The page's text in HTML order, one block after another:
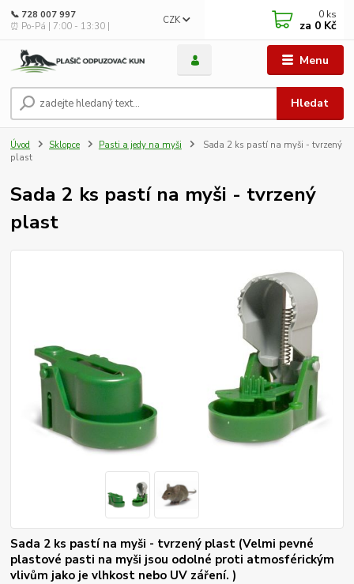
Menu
CZK
Hledat
📞 728 007 997
⏰ Po-Pá | 7:00 - 13:30 |
0 ks
za 0 Kč
Úvod Sklopce Pasti a jedy na myši
Sada 2 ks pastí na myši - tvrzený
plast
Sada 2 ks pastí na myši - tvrzený
plast
Sada 2 ks pastí na myši - tvrzený plast (Velmi pevné
plastové pasti na myši jsou odolné proti atmosférickým
vlivům jako je vlhkost nebo UV záření. )